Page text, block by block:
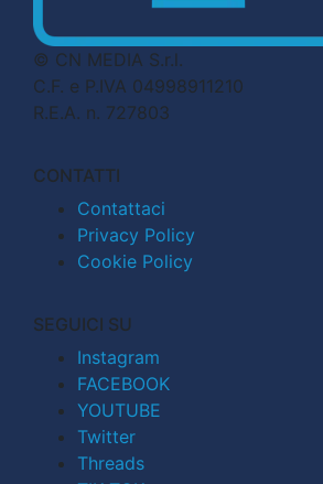
© CN MEDIA S.r.l.
C.F. e P.IVA 04998911210
R.E.A. n. 727803
CONTATTI
Contattaci
Privacy Policy
Cookie Policy
SEGUICI SU
Instagram
FACEBOOK
YOUTUBE
Twitter
Threads